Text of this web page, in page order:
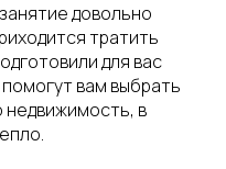
довольно
тратить
для вас
вам выбрать
в